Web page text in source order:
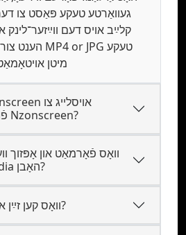
געװאַרטע טעקע פּאַסט צו
מיטן
אַרײַנשטעלן files פֿון Nzonscreen?
וואָס פֿאָרמאַט און אָפּזוך
Nzonscreen media האָבן?
וואָס קען זײַן אױף דער װײַז־נאָמען?